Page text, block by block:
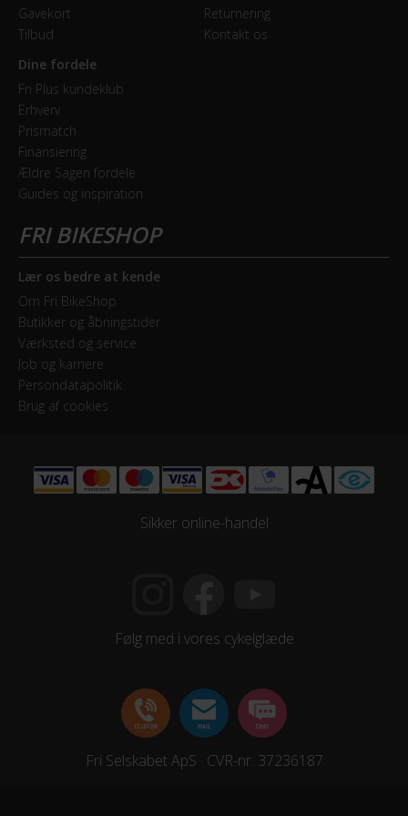
Gavekort
Tilbud
Returnering
Kontakt os
Dine fordele
Fri Plus kundeklub
Erhverv
Prismatch
Finansiering
Ældre Sagen fordele
Guides og inspiration
Lær os bedre at kende
Om Fri BikeShop
Butikker og åbningstider
Værksted og service
Job og karriere
Persondatapolitik
Brug af cookies
Sikker online-handel
Følg med i vores cykelglæde
Fri Selskabet ApS · CVR-nr. 37236187